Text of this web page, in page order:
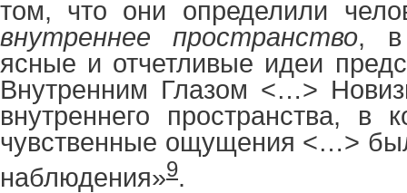
том, что они определили
внутреннее пространство, в
ясные и отчетливые идеи
Внутренним Глазом <…>
внутреннего пространства, в
чувственные ощущения <…>
наблюдения»9.